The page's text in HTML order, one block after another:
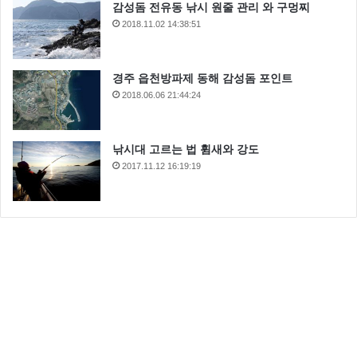
감성돔 전유동 낚시 원줄 관리 와 구멍찌
2018.11.02 14:38:51
경주 읍천방파제 동해 감성돔 포인트
2018.06.06 21:44:24
낚시대 고르는 법 휨새와 강도
2017.11.12 16:19:19